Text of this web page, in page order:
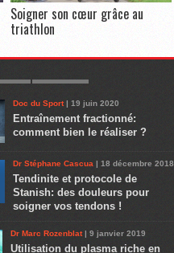
Soigner son cœur grâce au
triathlon
Doc du Sport| 19 juin 2020
Entraînement fractionné:
comment bien le réaliser ?
Dr Stéphane Cascua | 18 décembre 2018
Tendinite et protocole de
Stanish: des douleurs pour
soigner vos tendons !
Dr Marc Rozenblat| 9 janvier 2019
Utilisation du plasma riche en